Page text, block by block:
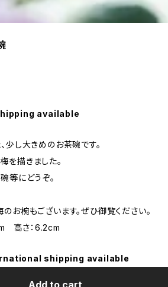
available
少し大きめのお茶碗です。
を描きました。
等にどうぞ。
お椀もございます。ぜひ御覧ください。
高さ：6.2cm
shipping available
Add to cart